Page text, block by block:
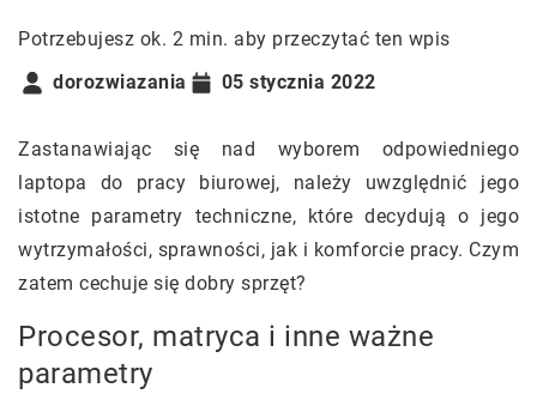
Potrzebujesz ok. 2 min. aby przeczytać ten wpis
dorozwiazania
05 stycznia 2022
Zastanawiając się nad wyborem odpowiedniego
laptopa do pracy biurowej, należy uwzględnić jego
istotne parametry techniczne, które decydują o jego
wytrzymałości, sprawności, jak i komforcie pracy. Czym
zatem cechuje się dobry sprzęt?
Procesor, matryca i inne ważne
parametry